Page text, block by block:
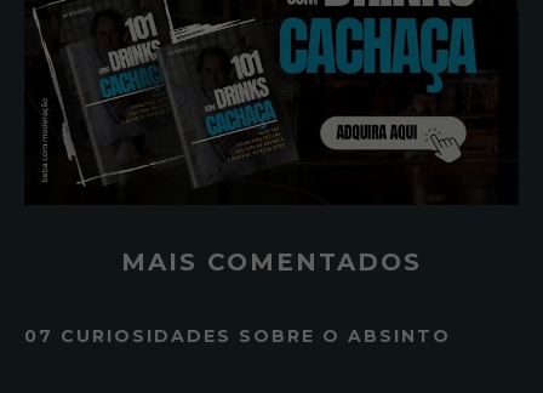
MAIS COMENTADOS
07 CURIOSIDADES SOBRE O ABSINTO